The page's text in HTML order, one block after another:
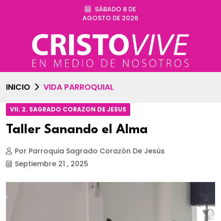
SÁBADO 8 DE
AGOSTO DE 2026
INICIO VIDA PARROQUIAL
VII. 2. SAGRADO CORAZON DE JESUS
Taller Sanando el Alma
Por Parroquia Sagrado Corazón De Jesús
Septiembre 21 , 2025